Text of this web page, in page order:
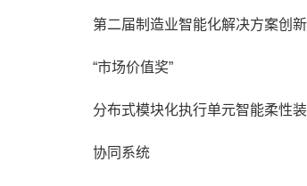
第二届制造业智能化解决方案创
“市场价值奖”
分布式模块化执行单元智能柔性
协同系统